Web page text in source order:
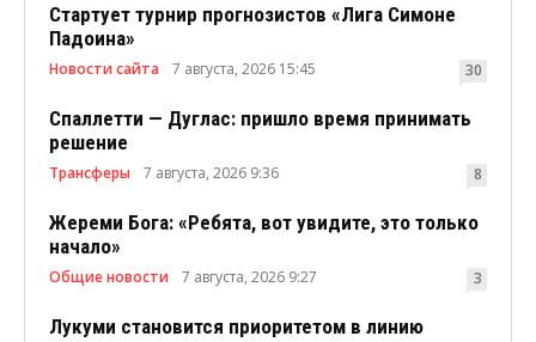
Стартует турнир прогнозистов «Лига Симоне
Падоина»
Новости сайта 7 августа, 2026 15:45 30
Спаллетти — Дуглас: пришло время принимать
решение
Трансферы 7 августа, 2026 9:36 8
Жереми Бога: «Ребята, вот увидите, это только
начало»
Общие новости 7 августа, 2026 9:27 3
Лукуми становится приоритетом в линию